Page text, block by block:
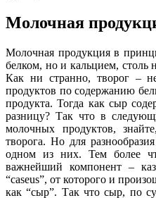
Молочная
Молочная продукция в
белком, но и кальцием, столь
Как ни странно, творог –
продуктов по содержанию
продукта. Тогда как сыр
разницу? Так что в
молочных продуктов,
творога. Но для
одном из них. Тем более
важнейший компонент –
“caseus”, от которого и
как “сыр”. Так что сыр, по